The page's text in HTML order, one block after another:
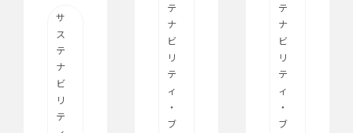
サ
ス
テ
ナ
ビ
リ
テ
テ
ナ
ビ
リ
テ
ィ
・
ブ
テ
ナ
ビ
リ
テ
ィ
・
ブ